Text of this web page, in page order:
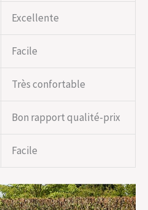
Excellente
Facile
Très confortable
Bon rapport qualité-prix
Facile